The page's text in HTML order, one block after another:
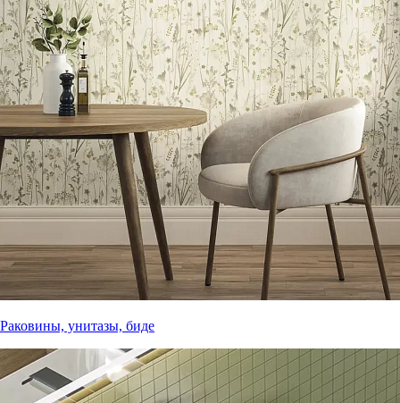
Раковины, унитазы, биде